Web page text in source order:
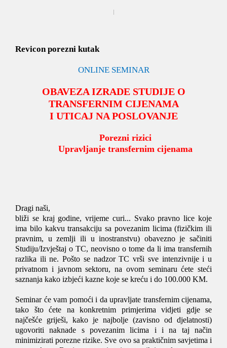
Revicon porezni kutak
ONLINE SEMINAR
OBAVEZA IZRADE STUDIJE O
TRANSFERNIM CIJENAMA
I UTICAJ NA POSLOVANJE
Porezni rizici
Upravljanje transfernim cijenama
Dragi naši,
bliži se kraj godine, vrijeme curi... Svako pravno lice koje
ima bilo kakvu transakciju sa povezanim licima (fizičkim ili
pravnim, u zemlji ili u inostranstvu) obavezno je sačiniti
Studiju/Izvještaj o TC, neovisno o tome da li ima transfernih
razlika ili ne. Pošto se nadzor TC vrši sve intenzivnije i u
privatnom i javnom sektoru, na ovom seminaru ćete steći
saznanja kako izbjeći kazne koje se kreću i do 100.000 KM.
Seminar će vam pomoći i da upravljate transfernim cijenama,
tako što ćete na konkretnim primjerima vidjeti gdje se
najčešće griješi, kako je najbolje (zavisno od djelatnosti)
ugovoriti naknade s povezanim licima i i na taj način
minimizirati porezne rizike. Sve ovo sa praktičnim savjetima i